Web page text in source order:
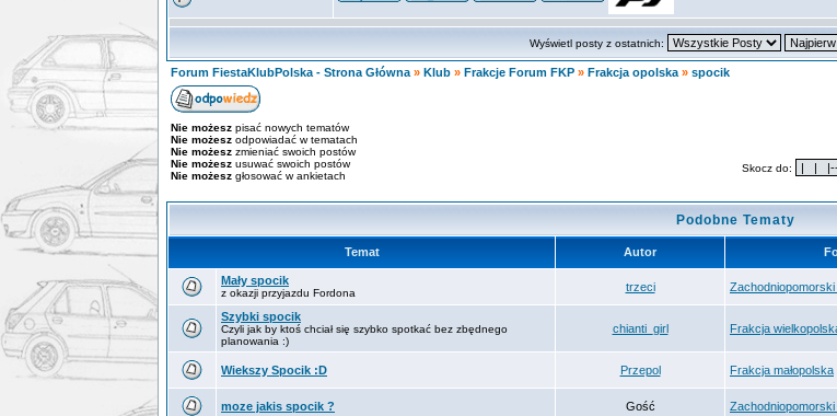
Wyświetl posty z ostatnich:
Forum FiestaKlubPolska - Strona Główna » Klub » Frakcje Forum FKP » Frakcja opolska » spocik
Nie możesz pisać nowych tematów
Nie możesz odpowiadać w tematach
Nie możesz zmieniać swoich postów
Nie możesz usuwać swoich postów
Nie możesz głosować w ankietach
Skocz do:
Podobne Tematy
Temat Autor
Mały spocik
z okazji przyjazdu Fordona trzeci Zachodniopomorski
Szybki spocik
Czyli jak by ktoś chciał się szybko spotkać bez zbędnego
planowania :)
chianti_girl Frakcja
Wiekszy Spocik :D Przepol Frakcja małopolska
moze jakis spocik ? Gość Zachodniopomorski